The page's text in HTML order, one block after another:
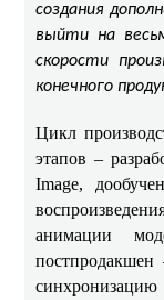
создания
выйти на
скорости
конечного
Цикл
этапов –
Image,
анимации
постпродакшен